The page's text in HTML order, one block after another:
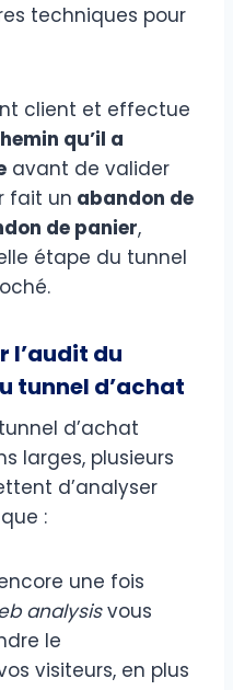
techniques pour
client et effectue
qu’il a
avant de valider
fait un abandon de
de panier,
étape du tunnel
l’audit du
tunnel d’achat
d’achat
larges, plusieurs
d’analyser
:
une fois
analysisvous
le
visiteurs, en plus